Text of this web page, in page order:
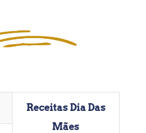
Receitas Dia Das
Mães